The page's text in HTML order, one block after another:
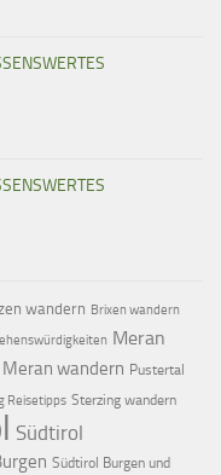
wandern Brixen wandern
Meran
Meran wandern Pustertal
Reisetipps Sterzing wandern
Südtirol
Südtirol Burgen und